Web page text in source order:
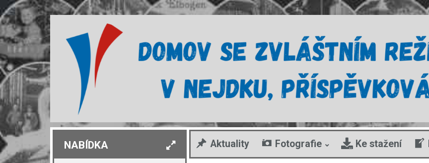
Aktuality Fotografie Ke stažení
NABÍDKA